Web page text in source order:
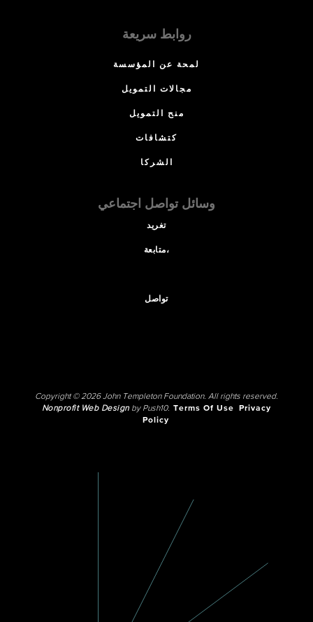
روابط سريعة
لمحة عن المؤسسة
مجالات التمويل
منح التمويل
كتشافات
الشركا
وسائل تواصل اجتماعي
تغريد
متابعة،
تواصل
Copyright © 2026 John Templeton Foundation. All rights reserved.
Nonprofit Web Designby Push10. Terms Of Use
Privacy
Policy